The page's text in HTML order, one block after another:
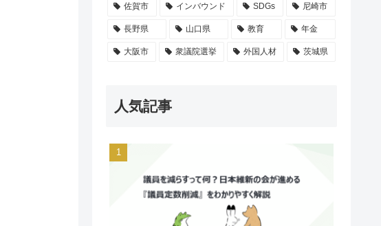
佐賀市 インバウンド SDGs 尼崎市
長野県 山口県 教育 年金
大阪市 衆議院選挙 外国人材 茨城県
人気記事